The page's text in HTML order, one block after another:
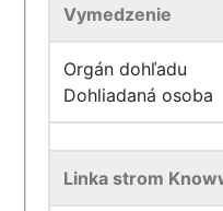
Vymedzenie
Orgán dohľadu
Dohliadaná osoba
Linka strom